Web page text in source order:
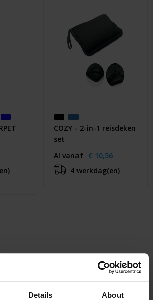
Details About
Tijd
Verzorging
COZY - 2-in-1 reisdeken
set
Al vanaf € 10,56
4 werkdag(en)